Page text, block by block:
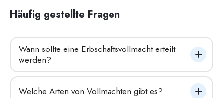
Häufig gestellte Fragen
Wann sollte eine Erbschaftsvollmacht erteilt
werden?
Welche Arten von Vollmachten gibt es?